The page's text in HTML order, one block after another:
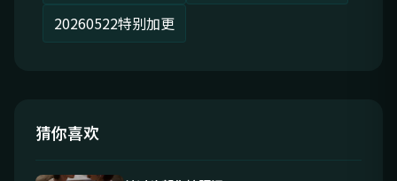
20260522特别加更
猜你喜欢